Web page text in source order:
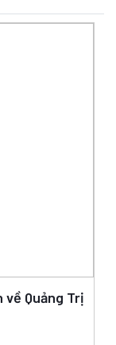
về Quảng Trị